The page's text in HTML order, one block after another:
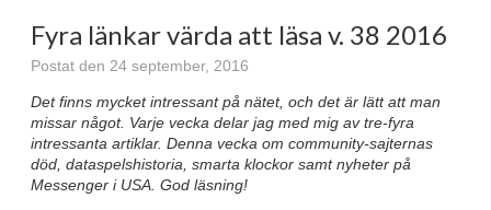
Fyra länkar värda att läsa v. 38 2016
Postat den 24 september, 2016
Det finns mycket intressant på nätet, och det är lätt att man
missar något. Varje vecka delar jag med mig av tre-fyra
intressanta artiklar. Denna vecka om community-sajternas
död, dataspelshistoria, smarta klockor samt nyheter på
Messenger i USA. God läsning!